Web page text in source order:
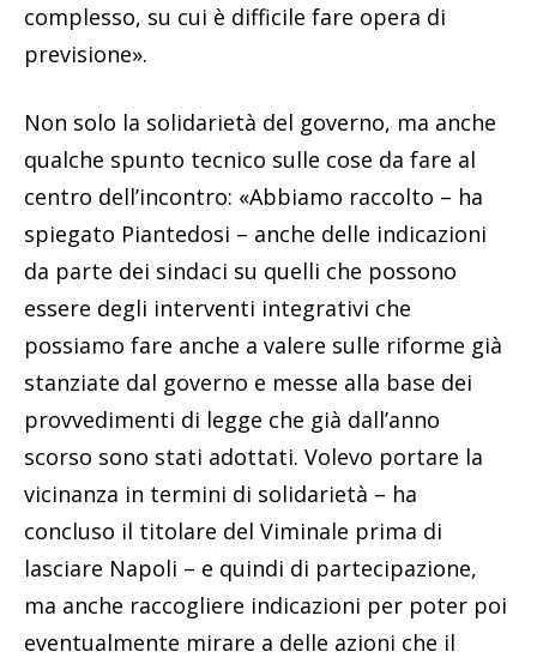
complesso, su cui è difficile fare opera di
previsione».
Non solo la solidarietà del governo, ma anche
qualche spunto tecnico sulle cose da fare al
centro dell’incontro: «Abbiamo raccolto – ha
spiegato Piantedosi – anche delle indicazioni
da parte dei sindaci su quelli che possono
essere degli interventi integrativi che
possiamo fare anche a valere sulle riforme già
stanziate dal governo e messe alla base dei
provvedimenti di legge che già dall’anno
scorso sono stati adottati. Volevo portare la
vicinanza in termini di solidarietà – ha
concluso il titolare del Viminale prima di
lasciare Napoli – e quindi di partecipazione,
ma anche raccogliere indicazioni per poter poi
eventualmente mirare a delle azioni che il